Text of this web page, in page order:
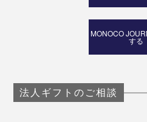
MONOCO
する
法人ギフトのご相談